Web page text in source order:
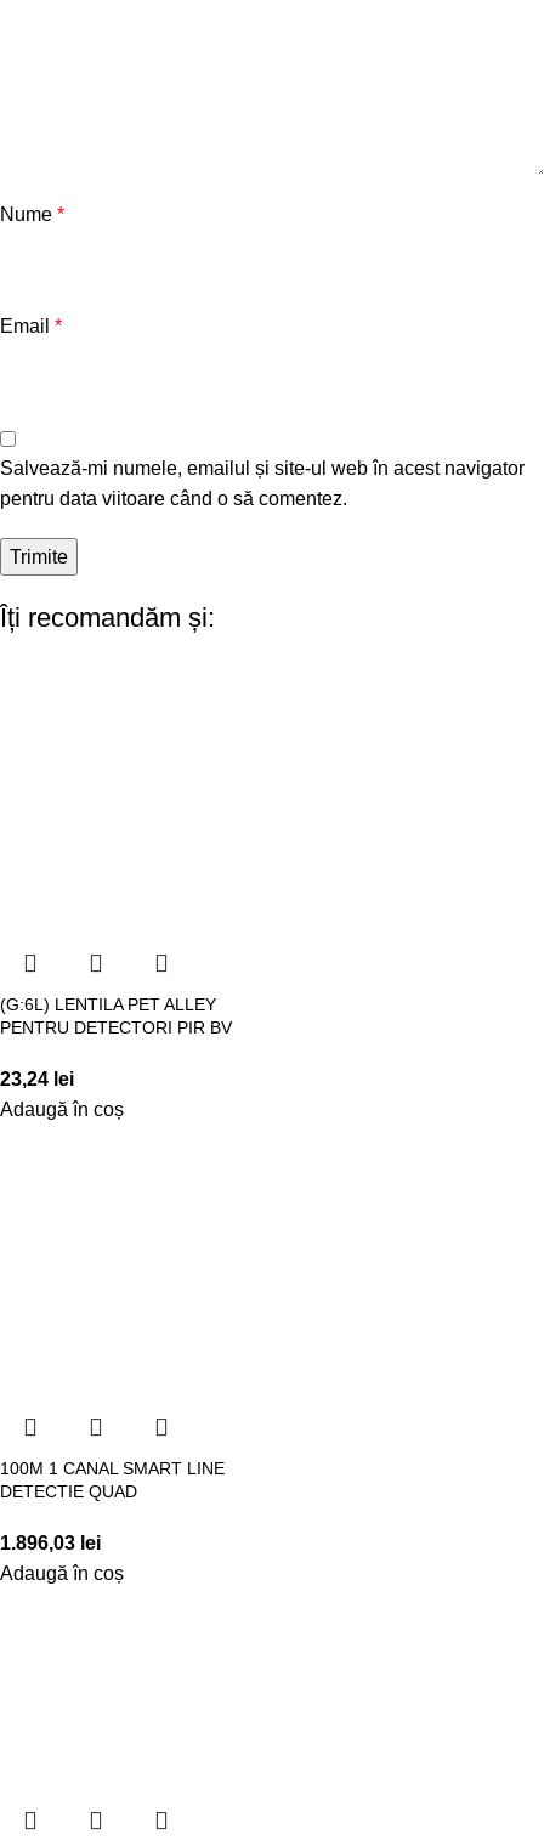
Nume *
Email *
Salvează-mi numele, emailul și site-ul web în acest navigator
pentru data viitoare când o să comentez.
Îți recomandăm și:
(G:6L) LENTILA PET ALLEY
PENTRU DETECTORI PIR BV
23,24 lei
Adaugă în coș
100M 1 CANAL SMART LINE
DETECTIE QUAD
1.896,03 lei
Adaugă în coș